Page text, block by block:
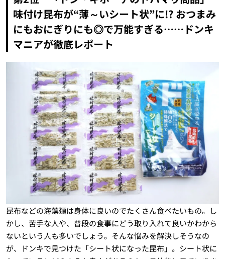
味付け昆布が“薄～いシート状”に!? おつまみ
にもおにぎりにも◎で万能すぎる……ドンキ
マニアが徹底レポート
昆布などの海藻類は身体に良いのでたくさん食べたいもの。し
かし、苦手な人や、普段の食事にどう取り入れて良いかわから
ないという人も多いでしょう。そんな悩みを解決しそうなの
が、ドンキで見つけた「シート状になった昆布」。シート状に